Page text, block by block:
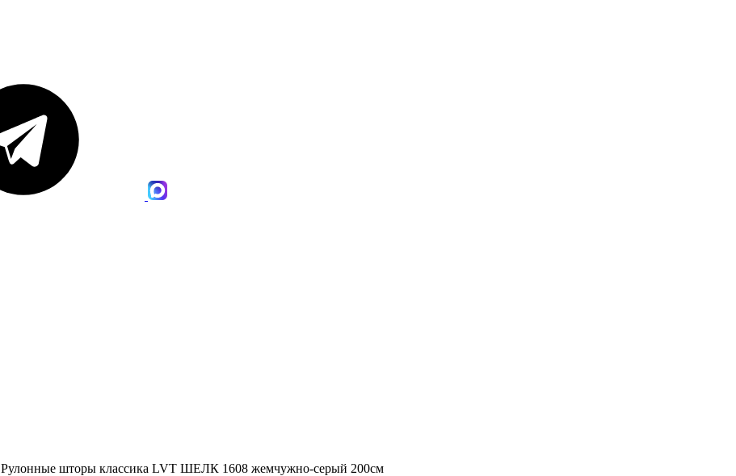
Рулонные шторы классика LVT ШЕЛК 1608 жемчужно-серый 200см